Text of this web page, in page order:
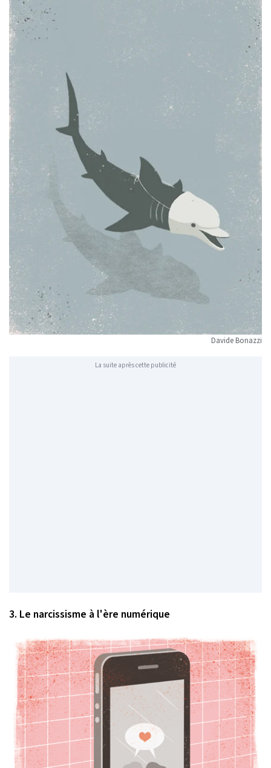
Davide Bonazzi
La suite après cette publicité
3. Le narcissisme à l'ère numérique